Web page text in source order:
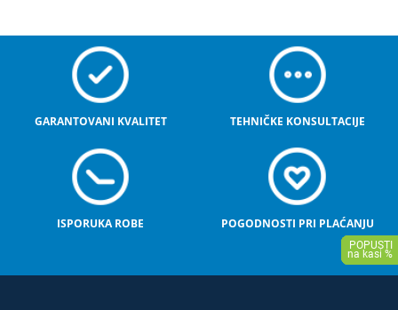
GARANTOVANI KVALITET TEHNIČKE KONSULTACIJE
ISPORUKA ROBE POGODNOSTI PRI PLAĆANJU